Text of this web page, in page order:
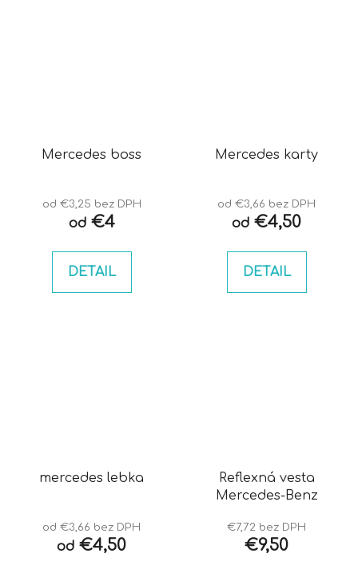
Mercedes boss
od €3,25 bez DPH
od€4
DETAIL
Mercedes karty
od €3,66 bez DPH
od €4,50
DETAIL
mercedes lebka
od €3,66 bez DPH
od €4,50
Reflexná vesta
Mercedes-Benz
€7,72 bez DPH
€9,50